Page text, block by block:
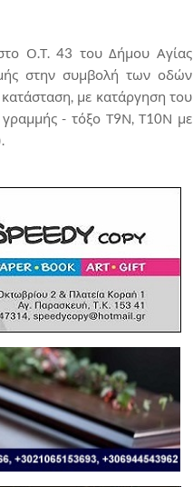
Ο.Τ. 43 του Δήμου Αγίας
στην συμβολή των οδών
με κατάργηση του
- τόξο Τ9Ν, Τ10Ν με